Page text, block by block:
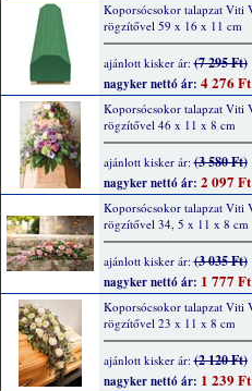
Koporsócsokor talapzat Viti
rögzítővel 59 x 16 x 11 cm
ajánlott kisker ár:(7 295 Ft)
nagyker nettó ár: 4 276 Ft
Koporsócsokor talapzat Viti
rögzítővel 46 x 11 x 8 cm
ajánlott kisker ár:(3 580 Ft)
nagyker nettó ár: 2 097 Ft
Koporsócsokor talapzat Viti
rögzítővel 34, 5 x 11 x 8 cm
ajánlott kisker ár:(3 035 Ft)
nagyker nettó ár: 1 777 Ft
Koporsócsokor talapzat Viti
rögzítővel 23 x 11 x 8 cm
ajánlott kisker ár:(2 120 Ft)
nagyker nettó ár: 1 239 Ft